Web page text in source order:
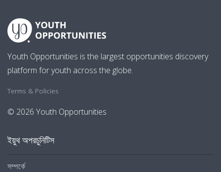
Youth Opportunities is the largest opportunities discovery
platform for youth across the globe.
Terms & Policies
© 2026 Youth Opportunities
ইয়ুথ অপরচুনিটিস
সম্পর্কে